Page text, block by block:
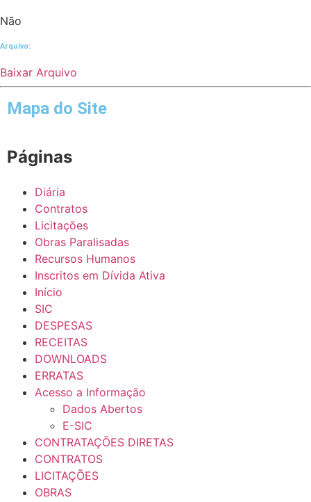
Não
Arquivo:
Baixar Arquivo
Mapa do Site
Páginas
Diária
Contratos
Licitações
Obras Paralisadas
Recursos Humanos
Inscritos em Dívida Ativa
Início
SIC
DESPESAS
RECEITAS
DOWNLOADS
ERRATAS
Acesso a Informação
Dados Abertos
E-SIC
CONTRATAÇÕES DIRETAS
CONTRATOS
LICITAÇÕES
OBRAS